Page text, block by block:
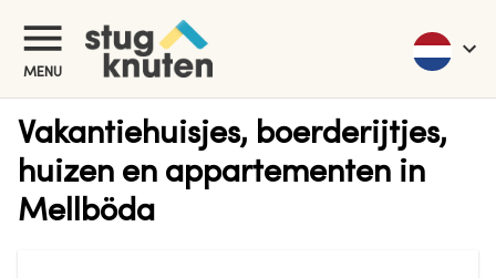
MENU
Vakantiehuisjes, boerderijtjes,
huizen en appartementen in
Mellböda